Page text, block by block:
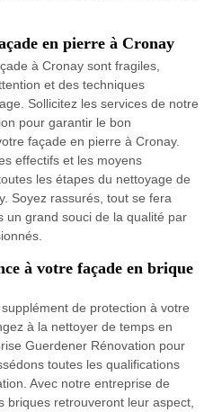
en pierre à Cronay
à Cronay sont fragiles,
et des techniques
Sollicitez les services de notre
pour garantir le bon
façade en pierre à Cronay.
effectifs et les moyens
les étapes du nettoyage de
Soyez rassurés, tout se fera
un grand souci de la qualité par
à votre façade en brique
de protection à votre
à la nettoyer de temps en
Guerdener Rénovation pour
toutes les qualifications
Avec notre entreprise de
briques retrouveront leur aspect,